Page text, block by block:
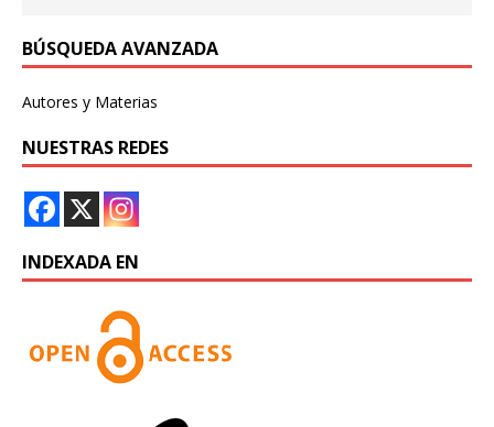
BÚSQUEDA AVANZADA
Autores y Materias
NUESTRAS REDES
INDEXADA EN